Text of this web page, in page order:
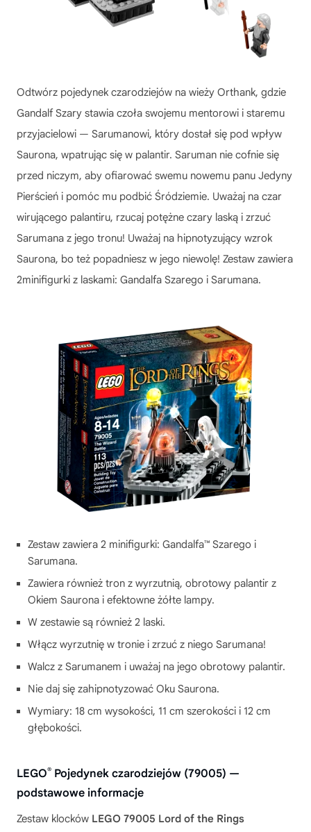
Odtwórz pojedynek czarodziejów na wieży Orthank, gdzie
Gandalf Szary stawia czoła swojemu mentorowi i staremu
przyjacielowi — Sarumanowi, który dostał się pod wpływ
Saurona, wpatrując się w palantir. Saruman nie cofnie się
przed niczym, aby ofiarować swemu nowemu panu Jedyny
Pierścień i pomóc mu podbić Śródziemie. Uważaj na czar
wirującego palantiru, rzucaj potężne czary laską i zrzuć
Sarumana z jego tronu! Uważaj na hipnotyzujący wzrok
Saurona, bo też popadniesz w jego niewolę! Zestaw zawiera
2minifigurki z laskami: Gandalfa Szarego i Sarumana.
Zestaw zawiera 2 minifigurki: Gandalfa™ Szarego i
Sarumana.
Zawiera również tron z wyrzutnią, obrotowy palantir z
Okiem Saurona i efektowne żółte lampy.
W zestawie są również 2 laski.
Włącz wyrzutnię w tronie i zrzuć z niego Sarumana!
Walcz z Sarumanem i uważaj na jego obrotowy palantir.
Nie daj się zahipnotyzować Oku Saurona.
Wymiary: 18 cm wysokości, 11 cm szerokości i 12 cm
głębokości.
LEGO® Pojedynek czarodziejów (79005) —
podstawowe informacje
Zestaw klocków LEGO 79005 Lord of the Rings